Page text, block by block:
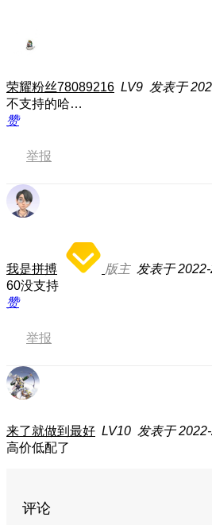
荣耀粉丝78089216 LV9 发表于
不支持的哈…
赞
举报
我是拼搏 版主 发表于
60没支持
赞
举报
来了就做到最好 LV10 发表于
高价低配了
评论